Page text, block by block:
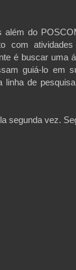
além do
com
é buscar uma
guiá-lo em
linha de
segunda vez.